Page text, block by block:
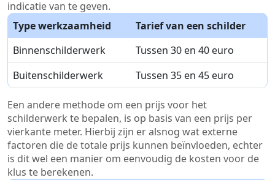
indicatie van te geven.
Type werkzaamheid
Tarief van een schilder
Binnenschilderwerk
Tussen 30 en 40 euro
Buitenschilderwerk
Tussen 35 en 45 euro
Een andere methode om een prijs voor het
schilderwerk te bepalen, is op basis van een prijs per
vierkante meter. Hierbij zijn er alsnog wat externe
factoren die de totale prijs kunnen beïnvloeden, echter
is dit wel een manier om eenvoudig de kosten voor de
klus te berekenen.